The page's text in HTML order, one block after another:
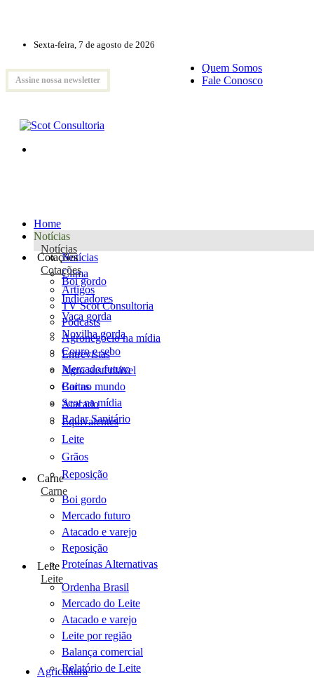
Sexta-feira, 7 de agosto de 2026
Assine nossa newsletter
Quem Somos
Fale Conosco
Home
Notícias
Notícias
Notícias
Clima
Artigos
TV Scot Consultoria
Podcasts
Agronegócio na mídia
Entrevistas
Agro sustentável
Cartas
Scot na mídia
Radar Sanitário
Cotações
Cotações
Boi gordo
Indicadores
Vaca gorda
Novilha gorda
Couro e sebo
Mercado futuro
Boi no mundo
Atacado
Equivalentes
Leite
Grãos
Reposição
Carne
Carne
Boi gordo
Mercado futuro
Atacado e varejo
Reposição
Proteínas Alternativas
Leite
Leite
Ordenha Brasil
Mercado do Leite
Atacado e varejo
Leite por região
Balança comercial
Relatório de Leite
Agricultura